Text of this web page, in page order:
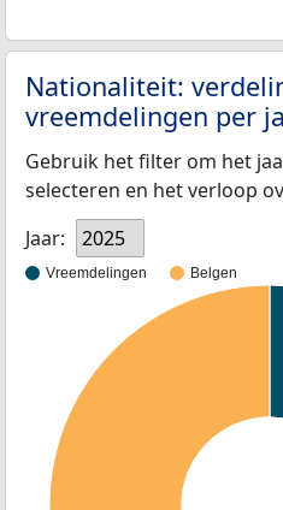
Nationaliteit:
vreemdelingen per
Gebruik het filter om het
selecteren en het verloop
Jaar:
2025
Vreemdelingen Belgen